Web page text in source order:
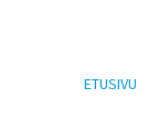
ETUSIVU